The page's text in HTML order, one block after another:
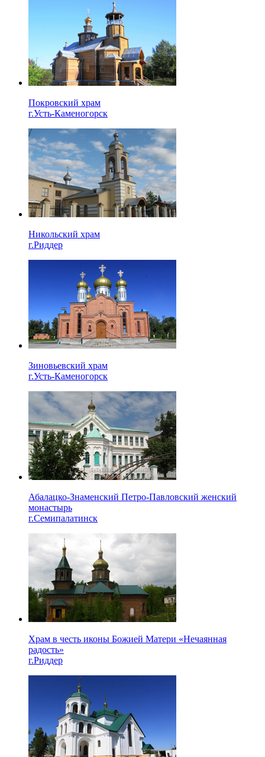
Покровский храм
г.Усть-Каменогорск
Никольский храм
г.Риддер
Зиновьевский храм
г.Усть-Каменогорск
Абалацко-Знаменский Петро-Павловский женский
монастырь
г.Семипалатинск
Храм в честь иконы Божией Матери «Нечаянная
радость»
г.Риддер